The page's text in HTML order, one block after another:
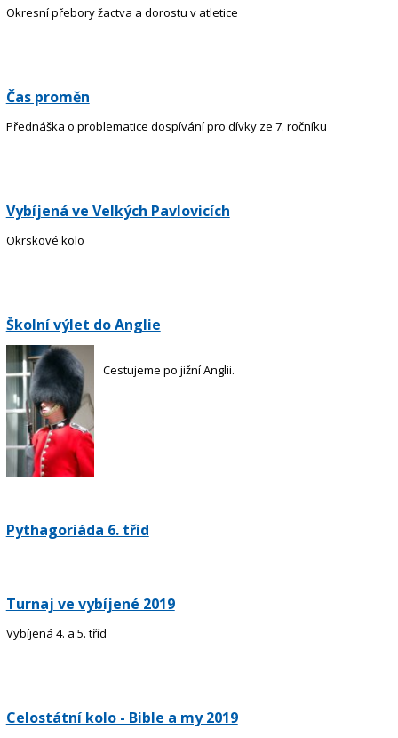
Okresní přebory žactva a dorostu v atletice
Čas proměn
Přednáška o problematice dospívání pro dívky ze 7. ročníku
Vybíjená ve Velkých Pavlovicích
Okrskové kolo
Školní výlet do Anglie
Cestujeme po jižní Anglii.
Pythagoriáda 6. tříd
Turnaj ve vybíjené 2019
Vybíjená 4. a 5. tříd
Celostátní kolo - Bible a my 2019